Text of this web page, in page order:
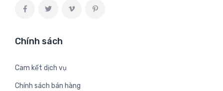
Chính sách
Cam kết dịch vụ
Chính sách bán hàng